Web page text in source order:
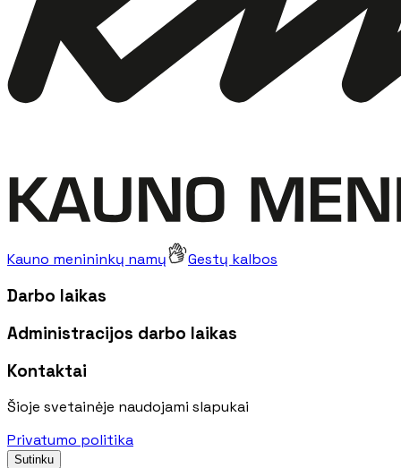
Kauno menininkų namų Gestų kalbos
Darbo laikas
Administracijos darbo laikas
Kontaktai
Šioje svetainėje naudojami slapukai
Privatumo politika
Sutinku